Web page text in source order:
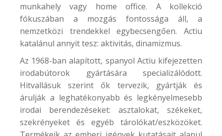
munkahely vagy home office. A kollekció
fókuszában a mozgás fontossága áll, a
nemzetközi trendekkel egybecsengően. Actiu
katalánul annyit tesz: aktivitás, dinamizmus.
Az 1968-ban alapított, spanyol Actiu kifejezetten
irodabútorok gyártására specializálódott.
Hitvallásuk szerint ők tervezik, gyártják és
árulják a leghatékonyabb és legkényelmesebb
irodai berendezéseket: asztalokat, székeket,
szekrényeket és egyéb tárolókat/eszközöket.